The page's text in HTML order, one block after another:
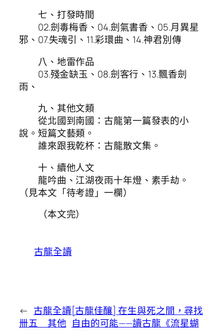
七、打發時間
02.劍毒梅香、04.劍氣書香、05.月異星
邪、07.失魂引、11.彩環曲、14.神君別傳
八、地雷作品
03.殘金缺玉、08.劍客行、13.飄香劍
雨、
九、其他文類
從北國到南國：古龍第一篇發表的小
說。短篇文藝類。
誰來跟我乾杯：古龍散文集。
十、續他人文
龍吟曲、江湖夜雨十年燈、素手劫。
（見本文「待考證」一欄）
（本文完）
古龍全讀
← 古龍全讀
卌五 其他
[古龍佳釀] 在生與死之間，尋找
自由的可能——讀古龍《流星蝴